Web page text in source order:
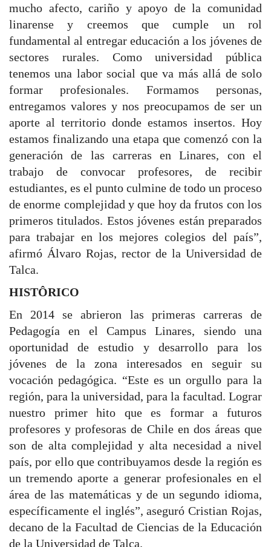
mucho afecto, cariño y apoyo de la comunidad
linarense y creemos que cumple un rol
fundamental al entregar educación a los jóvenes de
sectores rurales. Como universidad pública
tenemos una labor social que va más allá de solo
formar profesionales. Formamos personas,
entregamos valores y nos preocupamos de ser un
aporte al territorio donde estamos insertos. Hoy
estamos finalizando una etapa que comenzó con la
generación de las carreras en Linares, con el
trabajo de convocar profesores, de recibir
estudiantes, es el punto culmine de todo un proceso
de enorme complejidad y que hoy da frutos con los
primeros titulados. Estos jóvenes están preparados
para trabajar en los mejores colegios del país”,
afirmó Álvaro Rojas, rector de la Universidad de
Talca.
HISTÔRICO
En 2014 se abrieron las primeras carreras de
Pedagogía en el Campus Linares, siendo una
oportunidad de estudio y desarrollo para los
jóvenes de la zona interesados en seguir su
vocación pedagógica. “Este es un orgullo para la
región, para la universidad, para la facultad. Lograr
nuestro primer hito que es formar a futuros
profesores y profesoras de Chile en dos áreas que
son de alta complejidad y alta necesidad a nivel
país, por ello que contribuyamos desde la región es
un tremendo aporte a generar profesionales en el
área de las matemáticas y de un segundo idioma,
específicamente el inglés”, aseguró Cristian Rojas,
decano de la Facultad de Ciencias de la Educación
de la Universidad de Talca.